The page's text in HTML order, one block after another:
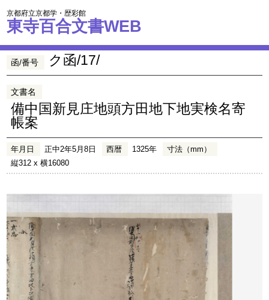
京都府立京都学・歴彩館
東寺百合文書WEB
函/番号 ク函/17/
文書名
備中国新見庄地頭方田地下地実検名寄
帳案
年月日 正中2年5月8日 西暦 1325年
寸法（mm）
縦312 x 横16080